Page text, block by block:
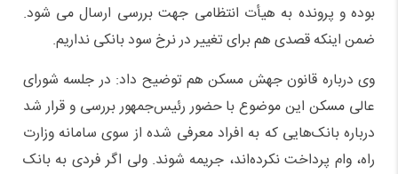
بوده و پرونده به هیأت انتظامی جهت بررسی ارسال می شود.
ضمن اینکه قصدی هم برای تغییر در نرخ سود بانکی نداریم.
وی درباره قانون جهش مسکن هم توضیح داد: در جلسه شورای
عالی مسکن این موضوع با حضور رئیس‌جمهور بررسی و قرار شد
درباره بانک‌هایی که به افراد معرفی شده از سوی سامانه وزارت
راه، وام پرداخت نکرده‌اند، جریمه شوند. ولی اگر فردی به بانک